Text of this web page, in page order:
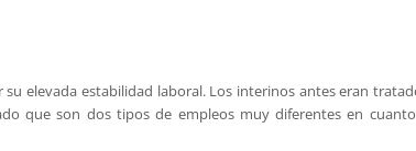
elevada estabilidad laboral. Los interinos antes eran
que son dos tipos de empleos muy diferentes en